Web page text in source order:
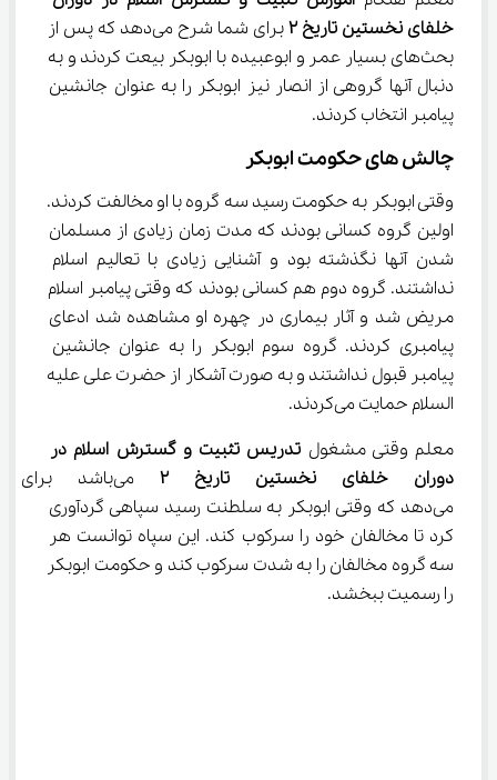
خلفای نخستین تاریخ ۲
برای شما شرح می‌دهد که پس از
بحث‌های بسیار عمر و ابوعبیده با ابوبکر بیعت کردند و به
دنبال آنها گروهی از انصار نیز ابوبکر را به عنوان جانشین
پیامبر انتخاب کردند.
چالش های حکومت ابوبکر
وقتی ابوبکر به حکومت رسید سه گروه با او مخالفت کردند.
اولین گروه کسانی بودند که مدت زمان زیادی از مسلمان
شدن آنها نگذشته بود و آشنایی زیادی با تعالیم اسلام
نداشتند. گروه دوم هم کسانی بودند که وقتی پیامبر اسلام
مریض شد و آثار بیماری در چهره او مشاهده شد ادعای
پیامبری کردند. گروه سوم ابوبکر را به عنوان جانشین
پیامبر قبول نداشتند و به صورت آشکار از حضرت علی علیه
السلام حمایت می‌کردند.
معلم وقتی مشغول تدریس تثبیت و گسترش اسلام در
دوران خلفای نخستین تاریخ ۲
می‌باشد
می‌دهد که وقتی ابوبکر به سلطنت رسید سپاهی گردآوری
کرد تا مخالفان خود را سرکوب کند. این سپاه توانست هر
سه گروه مخالفان را به شدت سرکوب کند و حکومت ابوبکر
را رسمیت ببخشد.